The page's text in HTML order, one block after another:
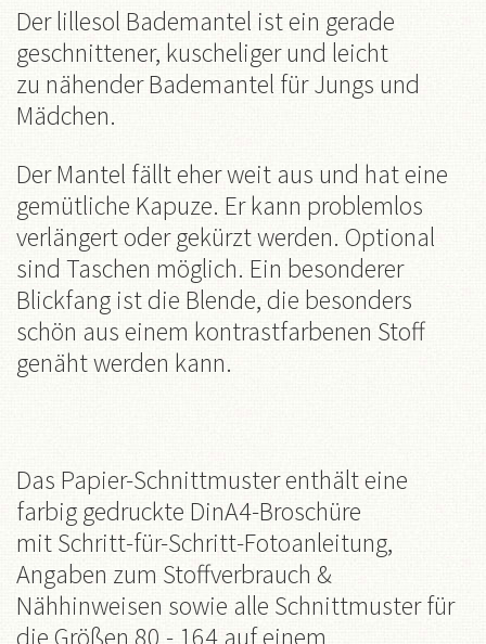
Der lillesol Bademantel ist ein gerade
geschnittener, kuscheliger und leicht
zu nähender Bademantel für Jungs und
Mädchen.
Der Mantel fällt eher weit aus und hat eine
gemütliche Kapuze. Er kann problemlos
verlängert oder gekürzt werden. Optional
sind Taschen möglich. Ein besonderer
Blickfang ist die Blende, die besonders
schön aus einem kontrastfarbenen Stoff
genäht werden kann.
Das Papier-Schnittmuster enthält eine
farbig gedruckte DinA4-Broschüre
mit Schritt-für-Schritt-Fotoanleitung,
Angaben zum Stoffverbrauch &
Nähhinweisen sowie alle Schnittmuster für
die Größen 80 - 164 auf einem